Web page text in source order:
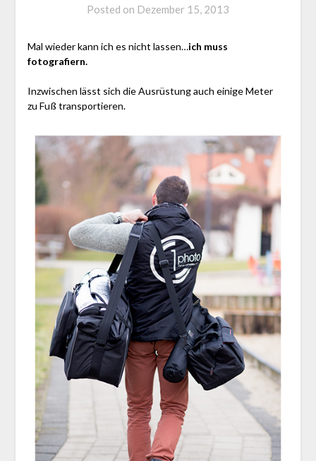
Posted on Dezember 15, 2013
Mal wieder kann ich es nicht lassen…ich muss
fotografiern.
Inzwischen lässt sich die Ausrüstung auch einige Meter
zu Fuß transportieren.